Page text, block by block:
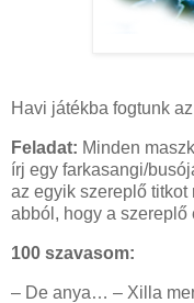
Havi játékba fogtunk
Feladat: Minden
írj egy farkasangi/
az egyik szereplő titkot
abból, hogy a szereplő
100 szavasom:
– De anya… – Xilla